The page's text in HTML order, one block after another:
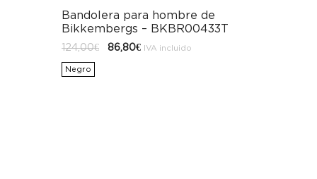
Bandolera para hombre de
Bikkembergs – BKBR00433T
124,00€
El86,80€ElIVA incluido
Negro